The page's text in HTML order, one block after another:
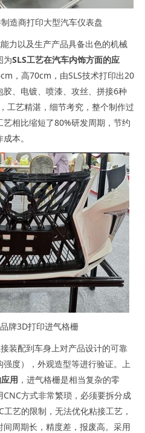
造商打印大型汽车仪表盘
力以及生产产品具备出色的机械
为SLS工艺在汽车内饰方面的应
，高70cm，由SLS技术打印出20
、电镀、喷漆、攻丝、拼接6种
工艺精湛，细节考究，整个制作过
相比缩短了80%研发周期，节约
本。
牌3D打印进气格栅
装配到车身上对产品设计的可靠
度），外观造型等进行验证。上
用 ，进气格栅是相当复杂的零
方式非常繁琐，必须要拆分成
艺的限制，无法优化粘接工艺，
周期长，精度差，报废高。采用